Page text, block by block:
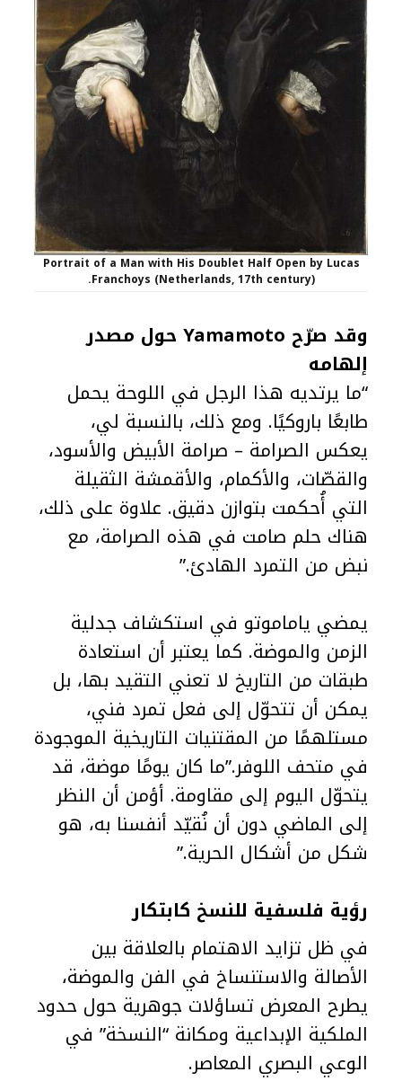
Portrait of a Man with His Doublet Half Open by Lucas
Franchoys (Netherlands, 17th century).
وقد صرّح Yamamoto حول مصدر
إلهامه
“ما يرتديه هذا الرجل في اللوحة يحمل
طابعًا باروكيًا. ومع ذلك، بالنسبة لي،
يعكس الصرامة – صرامة الأبيض والأسود،
والقصّات، والأكمام، والأقمشة الثقيلة
التي أُحكمت بتوازن دقيق. علاوة على ذلك،
هناك حلم صامت في هذه الصرامة، مع
نبض من التمرد الهادئ.”
يمضي ياماموتو في استكشاف جدلية
الزمن والموضة. كما يعتبر أن استعادة
طبقات من التاريخ لا تعني التقيد بها، بل
يمكن أن تتحوّل إلى فعل تمرد فني،
مستلهمًا من المقتنيات التاريخية الموجودة
في متحف اللوفر.”ما كان يومًا موضة، قد
يتحوّل اليوم إلى مقاومة. أؤمن أن النظر
إلى الماضي دون أن نُقيّد أنفسنا به، هو
شكل من أشكال الحرية.”
رؤية فلسفية للنسخ كابتكار
في ظل تزايد الاهتمام بالعلاقة بين
الأصالة والاستنساخ في الفن والموضة،
يطرح المعرض تساؤلات جوهرية حول حدود
الملكية الإبداعية ومكانة “النسخة” في
الوعي البصري المعاصر.